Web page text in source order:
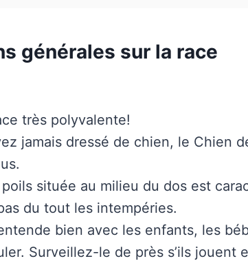
générales sur la race
très polyvalente!
jamais dressé de chien, le Chien
située au milieu du dos est
du tout les intempéries.
bien avec les enfants, les
Surveillez-le de près s’ils jouent